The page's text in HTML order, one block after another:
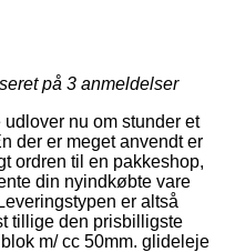
på 3 anmeldelser
nu om stunder et
der er meget anvendt er
ordren til en pakkeshop,
din nyindkøbte vare
er altså
tillige den prisbilligste
m/ cc 50mm. glideleje